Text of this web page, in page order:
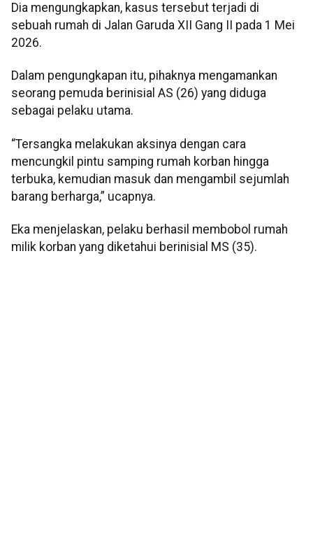
Dia mengungkapkan, kasus tersebut terjadi di
sebuah rumah di Jalan Garuda XII Gang II pada 1 Mei
2026.
Dalam pengungkapan itu, pihaknya mengamankan
seorang pemuda berinisial AS (26) yang diduga
sebagai pelaku utama.
“Tersangka melakukan aksinya dengan cara
mencungkil pintu samping rumah korban hingga
terbuka, kemudian masuk dan mengambil sejumlah
barang berharga,” ucapnya.
Eka menjelaskan, pelaku berhasil membobol rumah
milik korban yang diketahui berinisial MS (35).